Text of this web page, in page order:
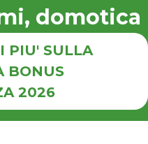
domotica
PIU' SULLA
BONUS
2026